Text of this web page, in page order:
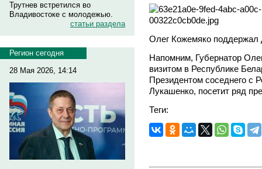
Трутнев встретился во
Владивостоке с молодежью.
статьи раздела
Регион сегодня
28 Мая 2026, 14:14
Олег Кожемяко
Напомним, Губернатор
визитом в Республике
Президентом соседнего с
Лукашенко, посетит ряд
Теги: